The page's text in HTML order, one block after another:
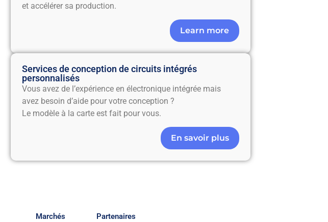
et accélérer sa production.
Learn more
Services de conception de circuits intégrés
personnalisés
Vous avez de l’expérience en électronique intégrée mais
avez besoin d’aide pour votre conception ?
Le modèle à la carte est fait pour vous.
En savoir plus
Marchés Partenaires